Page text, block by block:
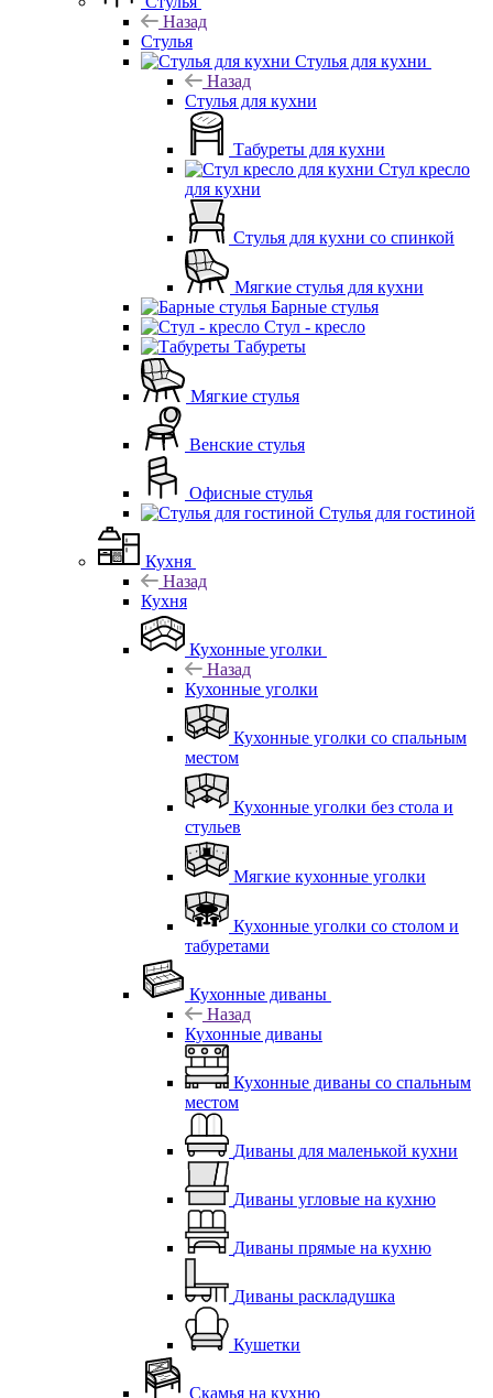
Назад
Стулья
Стулья для кухни
Назад
Стулья для кухни
Табуреты для кухни
Стул кресло
для кухни
Стулья для кухни со спинкой
Мягкие стулья для кухни
Барные стулья
Стул - кресло
Табуреты
Мягкие стулья
Венские стулья
Офисные стулья
Стулья для гостиной
Кухня
Назад
Кухня
Кухонные уголки
Назад
Кухонные уголки
Кухонные уголки со спальным
местом
Кухонные уголки без стола и
стульев
Мягкие кухонные уголки
Кухонные уголки со столом и
табуретами
Кухонные диваны
Назад
Кухонные диваны
Кухонные диваны со спальным
местом
Диваны для маленькой кухни
Диваны угловые на кухню
Диваны прямые на кухню
Диваны раскладушка
Кушетки
Скамья на кухню